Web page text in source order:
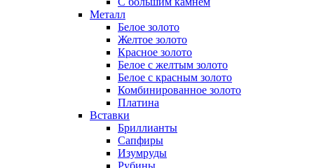
Металл
Белое золото
Желтое золото
Красное золото
Белое с желтым золото
Белое с красным золото
Комбинированное золото
Платина
Вставки
Бриллианты
Сапфиры
Изумруды
Рубины